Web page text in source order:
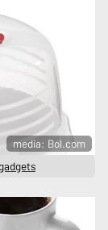
media: Bol.com